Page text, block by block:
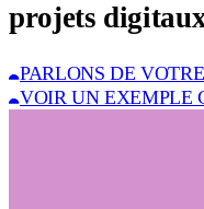
projets
PARLONS DE
VOIR UN EXEMPLE